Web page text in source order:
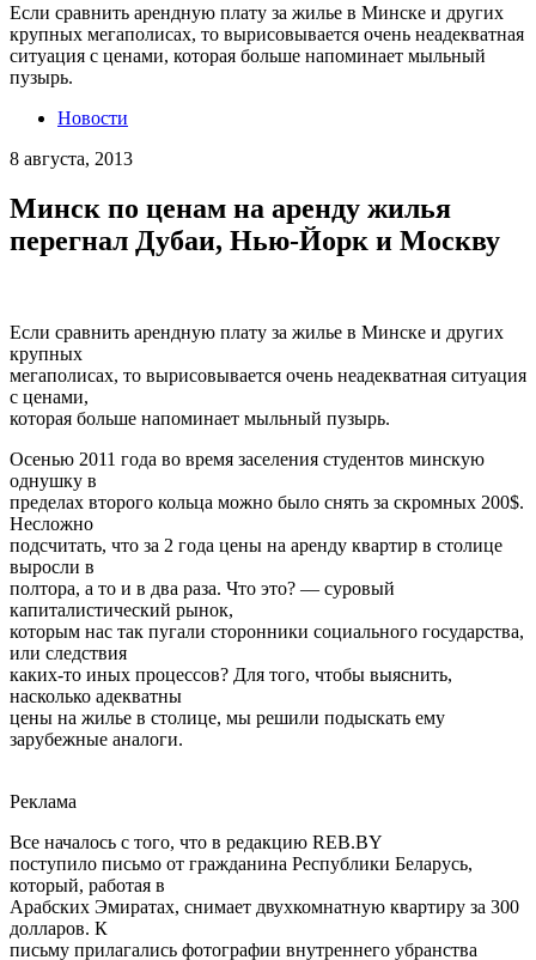
Если сравнить арендную плату за жилье в Минске и других
крупных мегаполисах, то вырисовывается очень неадекватная
ситуация с ценами, которая больше напоминает мыльный
пузырь.
Новости
8 августа, 2013
Минск по ценам на аренду жилья
перегнал Дубаи, Нью-Йорк и Москву
Если сравнить арендную плату за жилье в Минске и других
крупных
мегаполисах, то вырисовывается очень неадекватная ситуация
с ценами,
которая больше напоминает мыльный пузырь.
Осенью 2011 года во время заселения студентов минскую
однушку в
пределах второго кольца можно было снять за скромных 200$.
Несложно
подсчитать, что за 2 года цены на аренду квартир в столице
выросли в
полтора, а то и в два раза. Что это? — суровый
капиталистический рынок,
которым нас так пугали сторонники социального государства,
или следствия
каких-то иных процессов? Для того, чтобы выяснить,
насколько адекватны
цены на жилье в столице, мы решили подыскать ему
зарубежные аналоги.
Реклама
Все началось с того, что в редакцию REB.BY
поступило письмо от гражданина Республики Беларусь,
который, работая в
Арабских Эмиратах, снимает двухкомнатную квартиру за 300
долларов. К
письму прилагались фотографии внутреннего убранства